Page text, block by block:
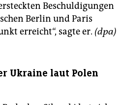
Beschuldigungen
Berlin und Paris
erreicht“, sagte er. (dpa)
Ukraine laut Polen